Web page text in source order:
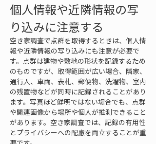
個人情報や近隣情報の写
り込みに注意する
空き家調査で点群を取得するときは、個人情
報や近隣情報の写り込みにも注意が必要で
す。点群は建物や敷地の形状を記録するため
のものですが、取得範囲が広い場合、隣家、
通行人、車両、表札、郵便物、洗濯物、室内
の残置物などが同時に記録されることがあり
ます。写真ほど鮮明ではない場合でも、点群
や関連画像から場所や個人が推測できること
があります。空き家調査では、記録の有用性
とプライバシーへの配慮を両立することが重